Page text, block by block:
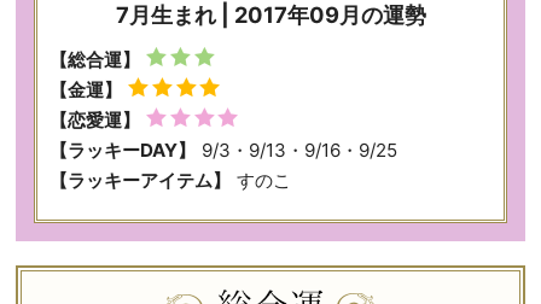
7月生まれ | 2017年09月の運勢
【総合運】
【金運】
【恋愛運】
【ラッキーDAY】
9/3・9/13・9/16・9/25
【ラッキーアイテム】
すのこ